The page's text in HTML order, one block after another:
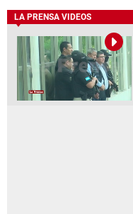
LA PRENSA VIDEOS